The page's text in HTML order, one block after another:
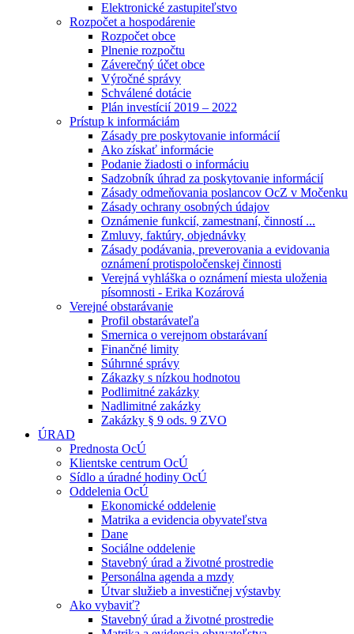
Elektronické zastupiteľstvo
Rozpočet a hospodárenie
Rozpočet obce
Plnenie rozpočtu
Záverečný účet obce
Výročné správy
Schválené dotácie
Plán investícií 2019 – 2022
Prístup k informáciám
Zásady pre poskytovanie informácií
Ako získať informácie
Podanie žiadosti o informáciu
Sadzobník úhrad za poskytovanie informácií
Zásady odmeňovania poslancov OcZ v Močenku
Zásady ochrany osobných údajov
Oznámenie funkcií, zamestnaní, činností ...
Zmluvy, faktúry, objednávky
Zásady podávania, preverovania a evidovania
oznámení protispoločenskej činnosti
Verejná vyhláška o oznámení miesta uloženia
písomnosti - Erika Kozárová
Verejné obstarávanie
Profil obstarávateľa
Smernica o verejnom obstarávaní
Finančné limity
Súhrnné správy
Zákazky s nízkou hodnotou
Podlimitné zakázky
Nadlimitné zakázky
Zakázky § 9 ods. 9 ZVO
ÚRAD
Prednosta OcÚ
Klientske centrum OcÚ
Sídlo a úradné hodiny OcÚ
Oddelenia OcÚ
Ekonomické oddelenie
Matrika a evidencia obyvateľstva
Dane
Sociálne oddelenie
Stavebný úrad a životné prostredie
Personálna agenda a mzdy
Útvar služieb a investičnej výstavby
Ako vybaviť?
Stavebný úrad a životné prostredie